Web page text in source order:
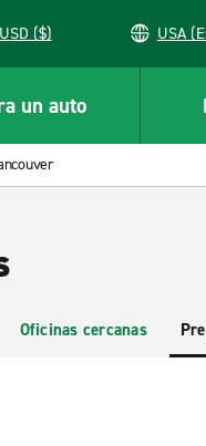
USD ($)
un auto
Oficinas cercanas